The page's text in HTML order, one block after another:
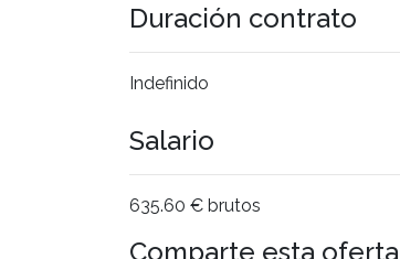
Duración contrato
Indefinido
Salario
635.60 € brutos
Comparte esta oferta